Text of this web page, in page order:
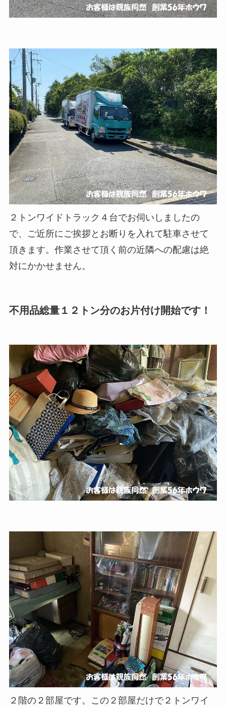
２トンワイドトラック４台でお伺いしましたの
で、ご近所にご挨拶とお断りを入れて駐車させて
頂きます。作業させて頂く前の近隣への配慮は絶
対にかかせません。
不用品総量１２トン分のお片付け開始です！
２階の２部屋です。この２部屋だけで２トンワイ